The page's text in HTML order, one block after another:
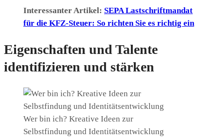
Interessanter Artikel: SEPA Lastschriftmandat
für die KFZ-Steuer: So richten Sie es richtig ein
Eigenschaften und Talente
identifizieren und stärken
Wer bin ich? Kreative Ideen zur
Selbstfindung und Identitätsentwicklung